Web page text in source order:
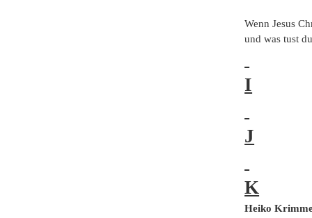
Wenn Jesus
und was tust
I
J
K
Heiko